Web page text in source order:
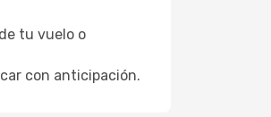
tu vuelo o
con anticipación.